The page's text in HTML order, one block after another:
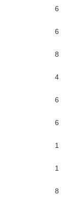
6
6
8
4
6
6
1
1
8